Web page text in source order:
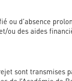
ou d’absence
ou des aides
sont transmises